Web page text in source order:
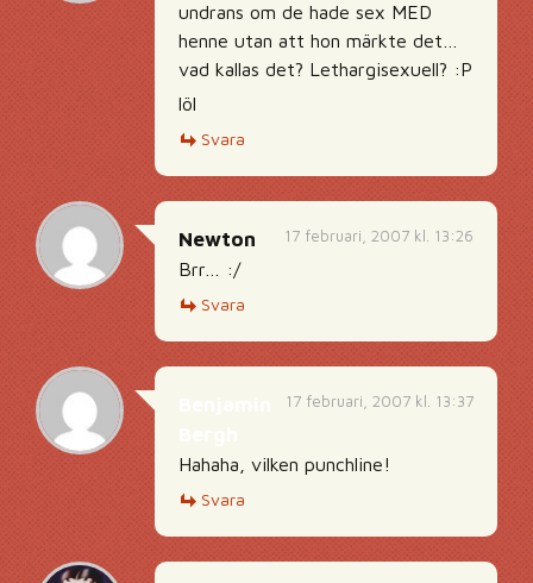
undrans om de hade sex MED
henne utan att hon märkte det…
vad kallas det? Lethargisexuell? :P
löl
Svara
17 februari, 2007 kl. 13:26
Newton
Brr… :/
Svara
17 februari, 2007 kl. 13:37
Hahaha, vilken punchline!
Svara